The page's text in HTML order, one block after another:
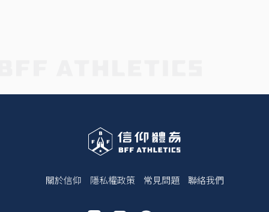
關於信仰 隱私權政策 常見問題 聯絡我們